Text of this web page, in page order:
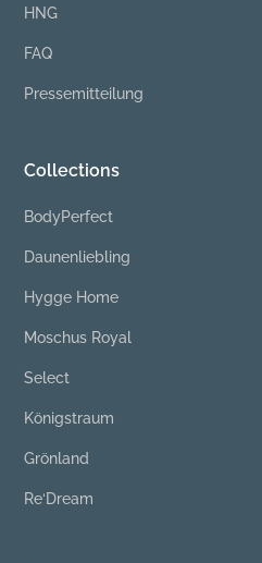
HNG
FAQ
Pressemitteilung
Collections
BodyPerfect
Daunenliebling
Hygge Home
Moschus Royal
Select
Königstraum
Grönland
Re‘Dream